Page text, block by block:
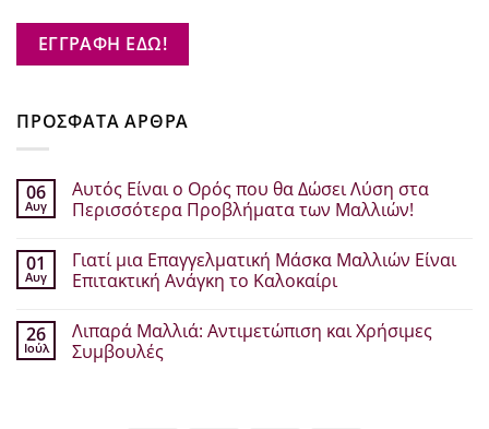
ΕΓΓΡΑΦΗ ΕΔΩ!
ΠΡΟΣΦΑΤΑ ΑΡΘΡΑ
06
Αυγ
Αυτός Είναι ο Ορός που θα Δώσει Λύση στα
Περισσότερα Προβλήματα των Μαλλιών!
σχόλια
στο
Αυτός
Ορός
που
θα
01
Αυγ
Γιατί μια Επαγγελματική Μάσκα Μαλλιών Είναι
Επιτακτική Ανάγκη το Καλοκαίρι
σχόλια
στο
Γιατί
26
Ιούλ
Λιπαρά Μαλλιά: Αντιμετώπιση και Χρήσιμες
Συμβουλές